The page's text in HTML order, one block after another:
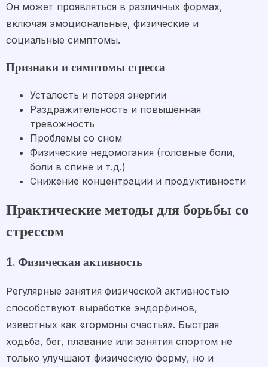
Он может проявляться в различных формах,
включая эмоциональные, физические и
социальные симптомы.
Признаки и симптомы стресса
Усталость и потеря энергии
Раздражительность и повышенная
тревожность
Проблемы со сном
Физические недомогания (головные боли,
боли в спине и т.д.)
Снижение концентрации и продуктивности
Практические методы для борьбы со
стрессом
1. Физическая активность
Регулярные занятия физической активностью
способствуют выработке эндорфинов,
известных как «гормоны счастья». Быстрая
ходьба, бег, плавание или занятия спортом не
только улучшают физическую форму, но и